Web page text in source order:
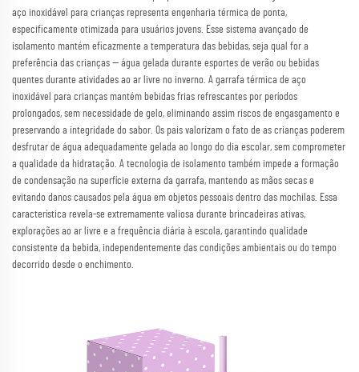
aço inoxidável para crianças representa engenharia térmica de ponta,
especificamente otimizada para usuários jovens. Esse sistema avançado de
isolamento mantém eficazmente a temperatura das bebidas, seja qual for a
preferência das crianças — água gelada durante esportes de verão ou bebidas
quentes durante atividades ao ar livre no inverno. A garrafa térmica de aço
inoxidável para crianças mantém bebidas frias refrescantes por períodos
prolongados, sem necessidade de gelo, eliminando assim riscos de engasgamento e
preservando a integridade do sabor. Os pais valorizam o fato de as crianças poderem
desfrutar de água adequadamente gelada ao longo do dia escolar, sem comprometer
a qualidade da hidratação. A tecnologia de isolamento também impede a formação
de condensação na superfície externa da garrafa, mantendo as mãos secas e
evitando danos causados pela água em objetos pessoais dentro das mochilas. Essa
característica revela-se extremamente valiosa durante brincadeiras ativas,
explorações ao ar livre e a frequência diária à escola, garantindo qualidade
consistente da bebida, independentemente das condições ambientais ou do tempo
decorrido desde o enchimento.